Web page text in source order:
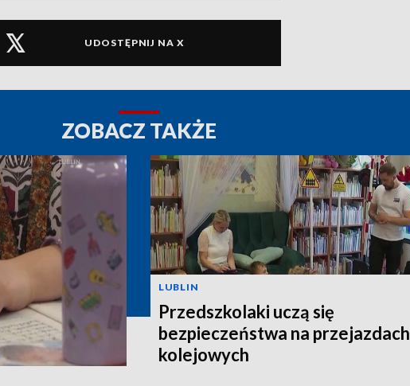
UDOSTĘPNIJ NA X
ZOBACZ TAKŻE
LUBLIN
Przedszkolaki uczą się
bezpieczeństwa na przejazdach
kolejowych